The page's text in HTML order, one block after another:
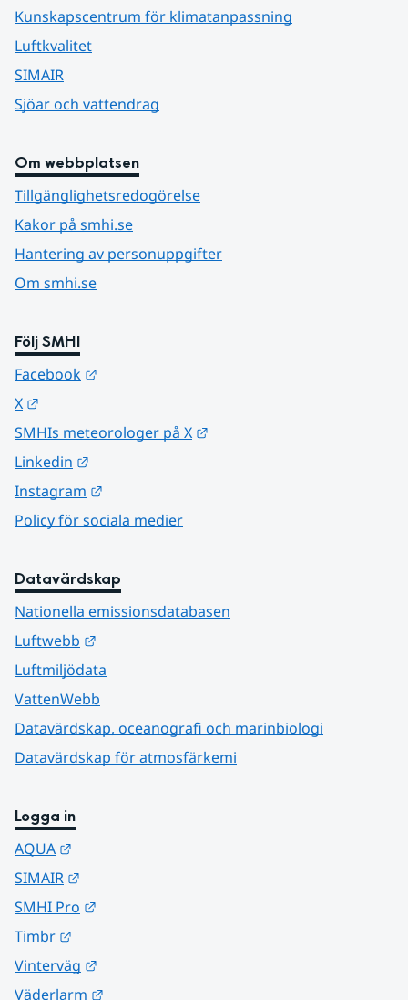
Kunskapscentrum för klimatanpassning
Luftkvalitet
SIMAIR
Sjöar och vattendrag
Om webbplatsen
Tillgänglighetsredogörelse
Kakor på smhi.se
Hantering av personuppgifter
Om smhi.se
Följ SMHI
Facebook
X
SMHIs meteorologer på X
Linkedin
Instagram
Policy för sociala medier
Datavärdskap
Nationella emissionsdatabasen
Luftwebb
Luftmiljödata
VattenWebb
Datavärdskap, oceanografi och marinbiologi
Datavärdskap för atmosfärkemi
Logga in
AQUA
SIMAIR
SMHI Pro
Timbr
Vinterväg
Väderlarm